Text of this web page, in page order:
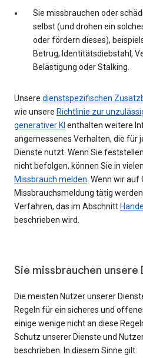
Sie missbrauchen oder
selbst (und drohen ein
oder fördern dieses),
Betrug, Identitätsdiebstahl,
Belästigung oder Stalking.
Unsere dienstspezifischen
wie unsere Richtlinie zur
generativer KI enthalten weitere
angemessenes Verhalten, die für
Dienste nutzt. Wenn Sie
nicht befolgen, können Sie in
Missbrauch melden. Wenn wir auf
Missbrauchsmeldung tätig
Verfahren, das im Abschnitt
beschrieben wird.
Sie missbrauchen
Die meisten Nutzer unserer
Regeln für ein sicheres und
einige wenige nicht an diese
Schutz unserer Dienste und
beschrieben. In diesem Sinne gilt: